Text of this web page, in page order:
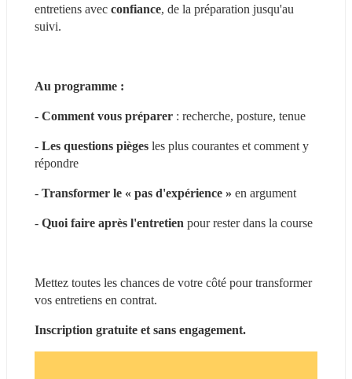
entretiens avec confiance, de la préparation jusqu'au
suivi.
Au programme :
- Comment vous préparer : recherche, posture, tenue
- Les questions pièges les plus courantes et comment y
répondre
- Transformer le « pas d'expérience » en argument
- Quoi faire après l'entretien pour rester dans la course
Mettez toutes les chances de votre côté pour transformer
vos entretiens en contrat.
Inscription gratuite et sans engagement.